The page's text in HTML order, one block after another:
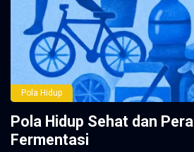
Pola Hidup
Pola Hidup Sehat dan
Fermentasi